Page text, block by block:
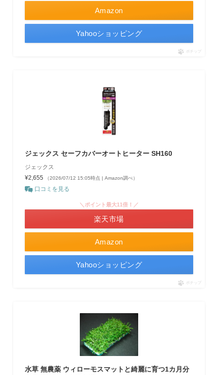
Amazon
Yahooショッピング
ポチップ
ジェックス セーフカバーオートヒーター SH160
ジェックス
¥2,655
（2026/07/12 15:05時点 | Amazon調べ）
口コミを見る
Amazon
＼ポイント最大11倍！／
楽天市場
Yahooショッピング
ポチップ
水草 無農薬 ウィローモスマットと綺麗に育つ1カ月分